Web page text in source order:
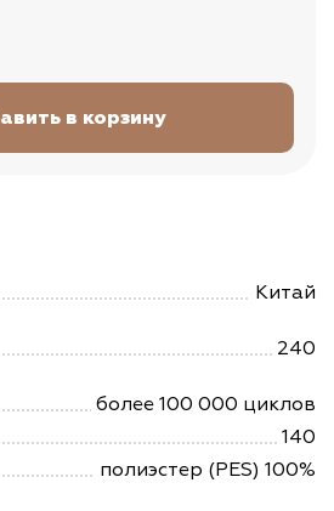
Китай
240
более 100 000 циклов
140
полиэстер (PES) 100%